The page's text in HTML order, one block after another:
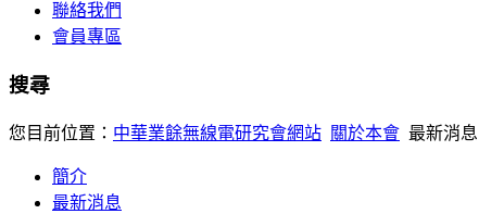
聯絡我們
會員專區
搜尋
您目前位置： 中華業餘無線電研究會網站 關於本會 最新消息
簡介
最新消息